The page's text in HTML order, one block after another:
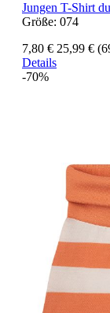
Jungen T-Shirt
Größe: 074
7,80 € 25,99 €
Details
-70%